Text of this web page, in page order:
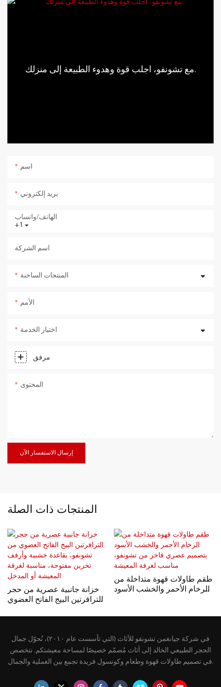
مع تشونفو، اجلب قوة وهدوء الطبيعة إلى منزلك.
اسم
بريد إلكتروني
+1
الهاتف/واتساب
اسم الشركة
المنتجات الساخنة
الأمم
اختيار الخدمة
مرفق
المحتوى
إرسال الاستفسار الآن
المنتجات ذات الصلة
خزانة جانبية عصرية من حجر
الترافرتين البيج الفاتح العضوي
طقم طاولات قهوة متداخلة من
الرخام الأحمر والخشب الأسود
في شركة جيانغمن تشونفو للأثاث (التي تأسست عام ٢٠١٠)، نُحوّل جمال
الحجر الطبيعي الخالد إلى أثاث مُصمّم خصيصًا لمساحة معيشتكم. نتخصص
في تصميم طاولات قهوة وطعام وكونسول فريدة تجمع بين العملية والجمال.